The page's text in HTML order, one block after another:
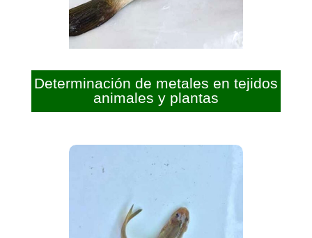
Determinación de metales en tejidos
animales y plantas